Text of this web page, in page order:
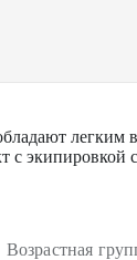
с экипировкой
Возрастная